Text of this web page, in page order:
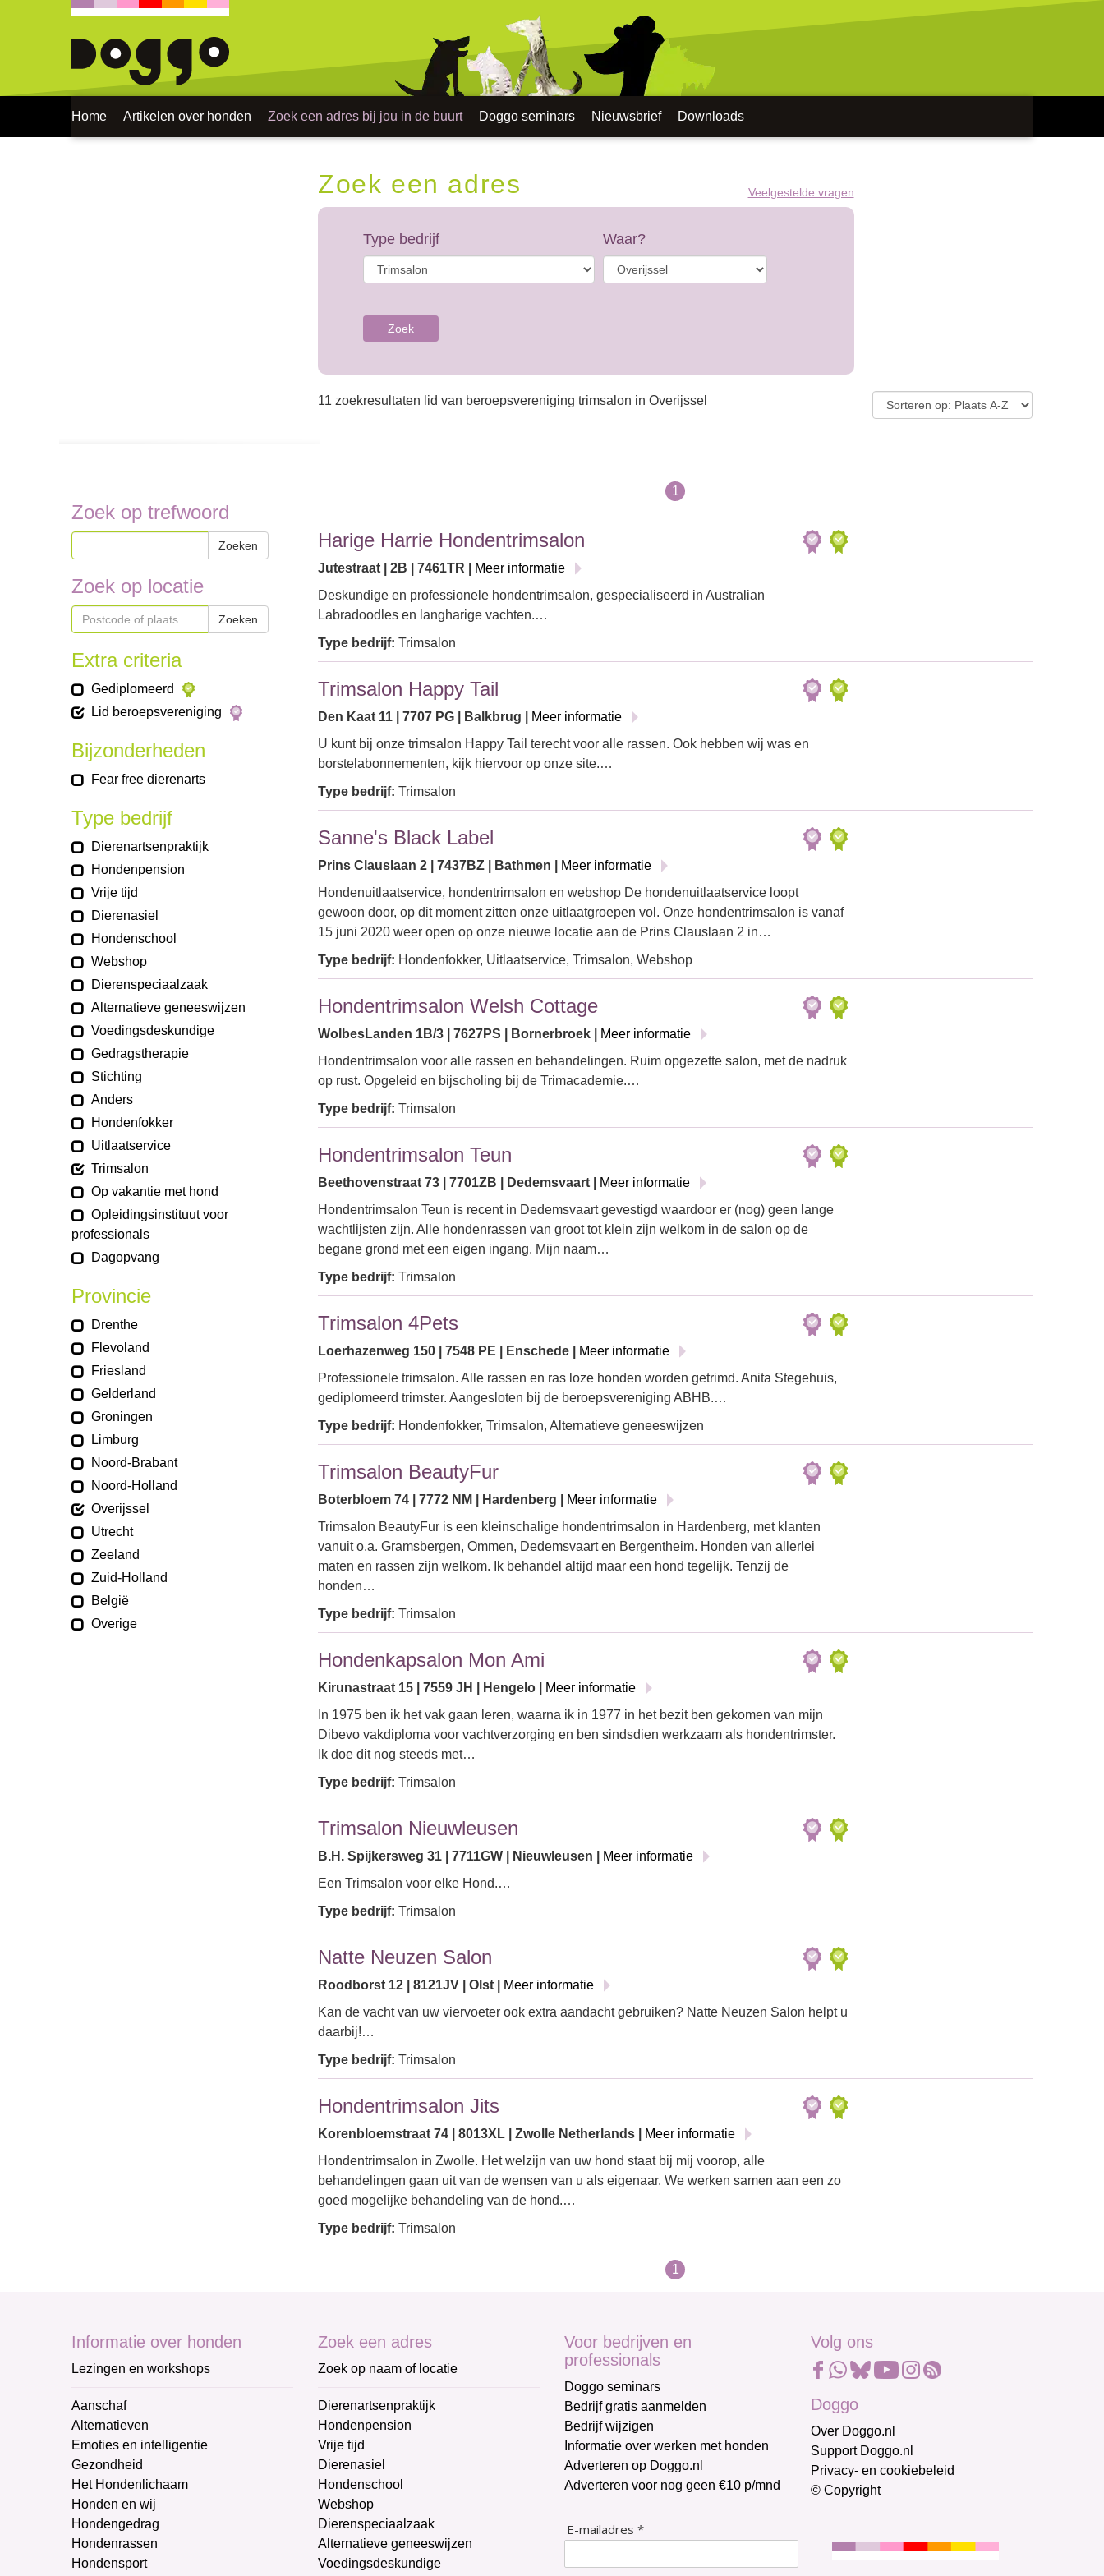
Home Artikelen over honden Zoek een adres bij jou in de buurt Doggo seminars Nieuwsbrief Downloads
Zoek een adres Veelgestelde vragen
Type bedrijf Waar?
Zoek
11 zoekresultaten lid van beroepsvereniging trimsalon in Overijssel
Zoek op trefwoord
Zoeken
Zoek op locatie
Zoeken
Extra criteria
Gediplomeerd
Lid beroepsvereniging
Bijzonderheden
Fear free dierenarts
Type bedrijf
Dierenartsenpraktijk
Hondenpension
Vrije tijd
Dierenasiel
Hondenschool
Webshop
Dierenspeciaalzaak
Alternatieve geneeswijzen
Voedingsdeskundige
Gedragstherapie
Stichting
Anders
Hondenfokker
Uitlaatservice
Trimsalon
Op vakantie met hond
Opleidingsinstituut voor
professionals
Dagopvang
Provincie
Drenthe
Flevoland
Friesland
Gelderland
Groningen
Limburg
Noord-Brabant
Noord-Holland
Overijssel
Utrecht
Zeeland
Zuid-Holland
België
Overige
1
Harige Harrie Hondentrimsalon
Jutestraat | 2B | 7461TR |
Meer informatie
Deskundige en professionele hondentrimsalon, gespecialiseerd in Australian
Labradoodles en langharige vachten.…
Type bedrijf: Trimsalon
Trimsalon Happy Tail
Den Kaat 11 | 7707 PG | Balkbrug |
Meer informatie
U kunt bij onze trimsalon Happy Tail terecht voor alle rassen. Ook hebben wij was en
borstelabonnementen, kijk hiervoor op onze site.…
Type bedrijf: Trimsalon
Sanne's Black Label
Prins Clauslaan 2 | 7437BZ | Bathmen |
Meer informatie
Hondenuitlaatservice, hondentrimsalon en webshop De hondenuitlaatservice loopt
gewoon door, op dit moment zitten onze uitlaatgroepen vol. Onze hondentrimsalon is vanaf
15 juni 2020 weer open op onze nieuwe locatie aan de Prins Clauslaan 2 in…
Type bedrijf: Hondenfokker, Uitlaatservice, Trimsalon, Webshop
Hondentrimsalon Welsh Cottage
WolbesLanden 1B/3 | 7627PS | Bornerbroek |
Meer informatie
Hondentrimsalon voor alle rassen en behandelingen. Ruim opgezette salon, met de nadruk
op rust. Opgeleid en bijscholing bij de Trimacademie.…
Type bedrijf: Trimsalon
Hondentrimsalon Teun
Beethovenstraat 73 | 7701ZB | Dedemsvaart |
Meer informatie
Hondentrimsalon Teun is recent in Dedemsvaart gevestigd waardoor er (nog) geen lange
wachtlijsten zijn. Alle hondenrassen van groot tot klein zijn welkom in de salon op de
begane grond met een eigen ingang. Mijn naam…
Type bedrijf: Trimsalon
Trimsalon 4Pets
Loerhazenweg 150 | 7548 PE | Enschede |
Meer informatie
Professionele trimsalon. Alle rassen en ras loze honden worden getrimd. Anita Stegehuis,
gediplomeerd trimster. Aangesloten bij de beroepsvereniging ABHB.…
Type bedrijf: Hondenfokker, Trimsalon, Alternatieve geneeswijzen
Trimsalon BeautyFur
Boterbloem 74 | 7772 NM | Hardenberg |
Meer informatie
Trimsalon BeautyFur is een kleinschalige hondentrimsalon in Hardenberg, met klanten
vanuit o.a. Gramsbergen, Ommen, Dedemsvaart en Bergentheim. Honden van allerlei
maten en rassen zijn welkom. Ik behandel altijd maar een hond tegelijk. Tenzij de
honden…
Type bedrijf: Trimsalon
Hondenkapsalon Mon Ami
Kirunastraat 15 | 7559 JH | Hengelo |
Meer informatie
In 1975 ben ik het vak gaan leren, waarna ik in 1977 in het bezit ben gekomen van mijn
Dibevo vakdiploma voor vachtverzorging en ben sindsdien werkzaam als hondentrimster.
Ik doe dit nog steeds met…
Type bedrijf: Trimsalon
Trimsalon Nieuwleusen
B.H. Spijkersweg 31 | 7711GW | Nieuwleusen |
Meer informatie
Een Trimsalon voor elke Hond.…
Type bedrijf: Trimsalon
Natte Neuzen Salon
Roodborst 12 | 8121JV | Olst |
Meer informatie
Kan de vacht van uw viervoeter ook extra aandacht gebruiken? Natte Neuzen Salon helpt u
daarbij!…
Type bedrijf: Trimsalon
Hondentrimsalon Jits
Korenbloemstraat 74 | 8013XL | Zwolle Netherlands |
Meer informatie
Hondentrimsalon in Zwolle. Het welzijn van uw hond staat bij mij voorop, alle
behandelingen gaan uit van de wensen van u als eigenaar. We werken samen aan een zo
goed mogelijke behandeling van de hond.…
Type bedrijf: Trimsalon
1
Informatie over honden
Lezingen en workshops
Aanschaf
Alternatieven
Emoties en intelligentie
Gezondheid
Het Hondenlichaam
Honden en wij
Hondengedrag
Hondenrassen
Hondensport
Zoek een adres
Zoek op naam of locatie
Dierenartsenpraktijk
Hondenpension
Vrije tijd
Dierenasiel
Hondenschool
Webshop
Dierenspeciaalzaak
Alternatieve geneeswijzen
Voedingsdeskundige
Voor bedrijven en
professionals
Doggo seminars
Bedrijf gratis aanmelden
Bedrijf wijzigen
Informatie over werken met honden
Adverteren op Doggo.nl
Adverteren voor nog geen €10 p/mnd
Volg ons
Doggo
Over Doggo.nl
Support Doggo.nl
Privacy- en cookiebeleid
© Copyright
E-mailadres *